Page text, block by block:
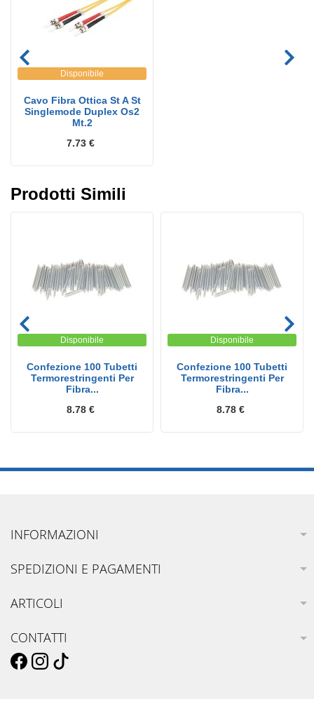
Disponibile
Cavo Fibra Ottica St A St
Singlemode Duplex Os2
Mt.2
7.73 €
Prodotti Simili
Disponibile
Confezione 100 Tubetti
Termorestringenti Per
Fibra...
8.78 €
Disponibile
Confezione 100 Tubetti
Termorestringenti Per
Fibra...
8.78 €
INFORMAZIONI
SPEDIZIONI E PAGAMENTI
ARTICOLI
CONTATTI